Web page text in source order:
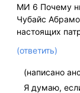
МИ 6 Почему
Чубайс
настоящих
(ответить)
(написано
Я думаю,